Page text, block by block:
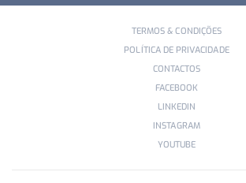
TERMOS & CONDIÇÕES
POLÍTICA DE PRIVACIDADE
CONTACTOS
FACEBOOK
LINKEDIN
INSTAGRAM
YOUTUBE